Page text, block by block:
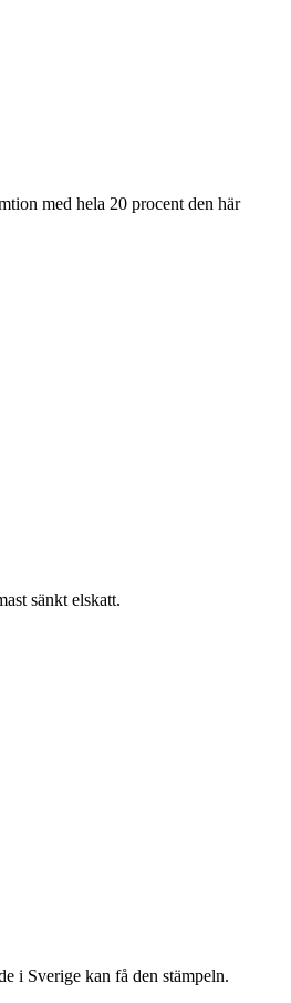
med hela 20 procent den här
sänkt elskatt.
i Sverige kan få den stämpeln.